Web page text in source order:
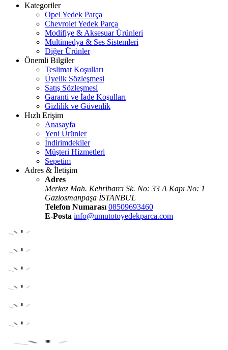
Kategoriler
Opel Yedek Parça
Chevrolet Yedek Parça
Modifiye & Aksesuar Ürünleri
Multimedya & Ses Sistemleri
Diğer Ürünler
Önemli Bilgiler
Teslimat Koşulları
Üyelik Sözleşmesi
Satış Sözleşmesi
Garanti ve İade Koşulları
Gizlilik ve Güvenlik
Hızlı Erişim
Anasayfa
Yeni Ürünler
İndirimdekiler
Müşteri Hizmetleri
Sepetim
Adres & İletişim
Adres
Merkez Mah. Kehribarcı Sk. No: 33 A Kapı No: 1
Gaziosmanpaşa İSTANBUL
Telefon Numarası 08509693460
E-Posta info@umutotoyedekparca.com